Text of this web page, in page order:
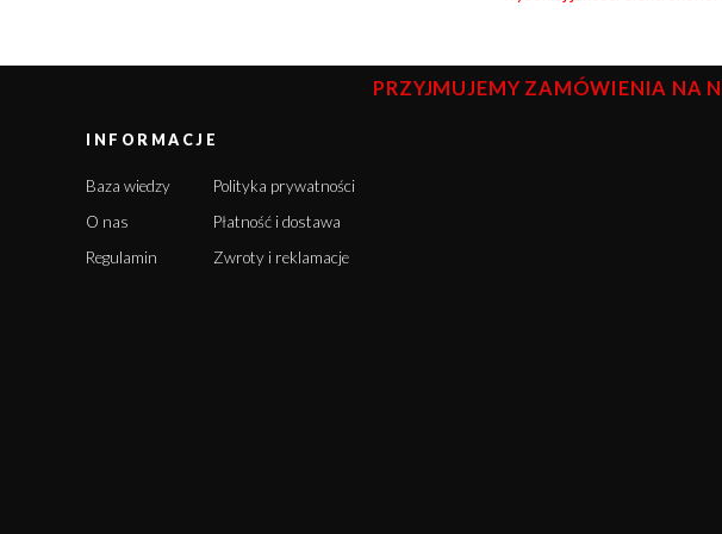
PRZYJMUJEMY ZAMÓWIENIA NA
INFORMACJE
Baza wiedzy
O nas
Regulamin
Polityka prywatności
Płatność i dostawa
Zwroty i reklamacje